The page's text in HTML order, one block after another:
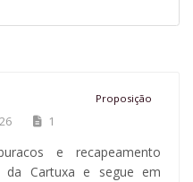
Proposição
1
e recapeamento
Cartuxa e segue em